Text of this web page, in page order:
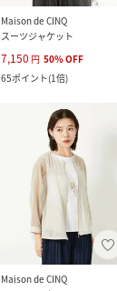
Maison de CINQ
スーツジャケット
7,150 円 50%OFF
65ポイント(1倍)
Maison de CINQ